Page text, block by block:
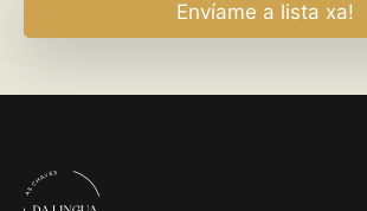
Envíame a lista xa!